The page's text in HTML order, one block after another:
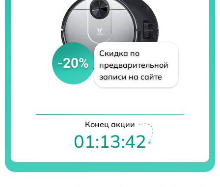
-20%
Скидка по
предварительной
записи на сайте
Конец акции
01:13:41